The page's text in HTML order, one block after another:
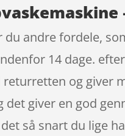
andre fordele,
14 dage.
og giver
giver en god
så snart du lige